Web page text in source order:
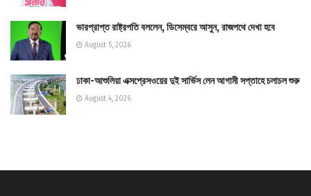
ভারপ্রাপ্ত রাষ্ট্রপতি বললেন, ডিসেম্বরে আসুন, রাজপথে দেখা হবে
August 5, 2026
ঢাকা-আশুলিয়া এক্সপ্রেসওয়ের দুই সার্ভিস লেন আগামী সপ্তাহে চলাচল শুরু
August 4, 2026